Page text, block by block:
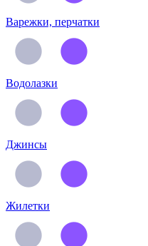
Варежки, перчатки
Водолазки
Джинсы
Жилетки